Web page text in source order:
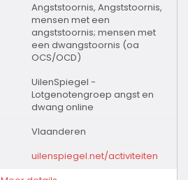
Angststoornis, Angststoornis,
mensen met een
angststoornis; mensen met
een dwangstoornis (oa
OCS/OCD)
UilenSpiegel -
Lotgenotengroep angst en
dwang online
Vlaanderen
uilenspiegel.net/activiteiten